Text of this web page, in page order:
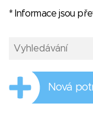
* Informace jsou
Nová